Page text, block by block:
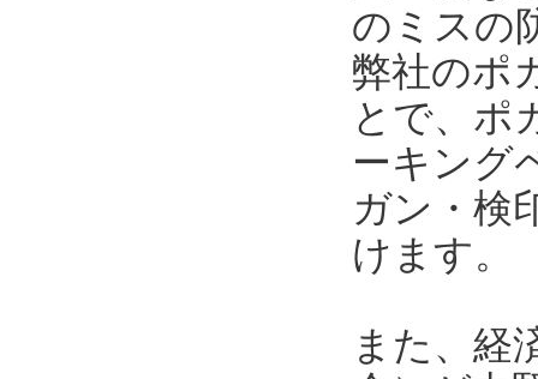
のミスの
弊社のポ
とで、ポ
ーキング
ガン・検
けます。
また、経